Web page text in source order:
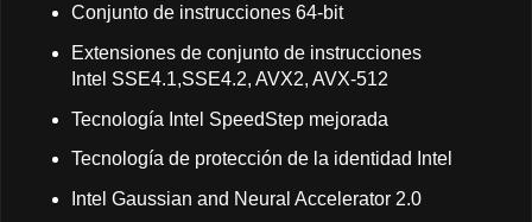
Conjunto de instrucciones 64-bit
Extensiones de conjunto de instrucciones
Intel SSE4.1,SSE4.2, AVX2, AVX-512
Tecnología Intel SpeedStep mejorada
Tecnología de protección de la identidad Intel
Intel Gaussian and Neural Accelerator 2.0